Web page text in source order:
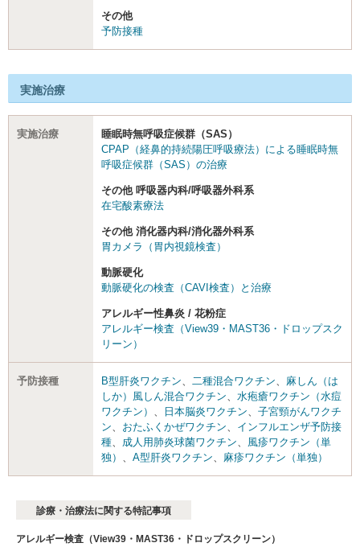
その他
予防接種
実施治療
実施治療
睡眠時無呼吸症候群（SAS）
CPAP（経鼻的持続陽圧呼吸療法）による睡眠時無
呼吸症候群（SAS）の治療
その他 呼吸器内科/呼吸器外科系
在宅酸素療法
その他 消化器内科/消化器外科系
胃カメラ（胃内視鏡検査）
動脈硬化
動脈硬化の検査（CAVI検査）と治療
アレルギー性鼻炎 / 花粉症
アレルギー検査（View39・MAST36・ドロップスク
リーン）
予防接種 B型肝炎ワクチン、 二種混合ワクチン、 麻しん（は
しか）風しん混合ワクチン、 水疱瘡ワクチン（水痘
ワクチン） 、 日本脳炎ワクチン、 子宮頸がんワクチ
ン、 おたふくかぜワクチン、 インフルエンザ予防接
種、 成人用肺炎球菌ワクチン、 風疹ワクチン（単
独） 、 A型肝炎ワクチン、 麻疹ワクチン（単独）
診療・治療法に関する特記事項
アレルギー検査（View39・MAST36・ドロップスクリーン）